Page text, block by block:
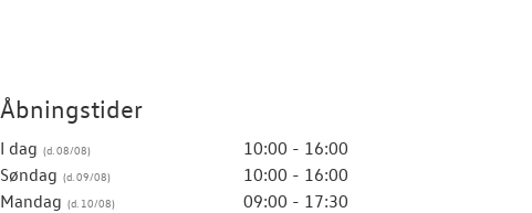
Åbningstider
I dag
10:00 - 16:00
Søndag
10:00 - 16:00
Mandag
09:00 - 17:30